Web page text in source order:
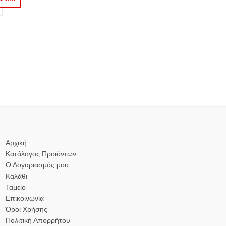
Αρχική
Κατάλογος Προϊόντων
Ο Λογαριασμός μου
Καλάθι
Ταμείο
Επικοινωνία
Όροι Χρήσης
Πολιτική Απορρήτου